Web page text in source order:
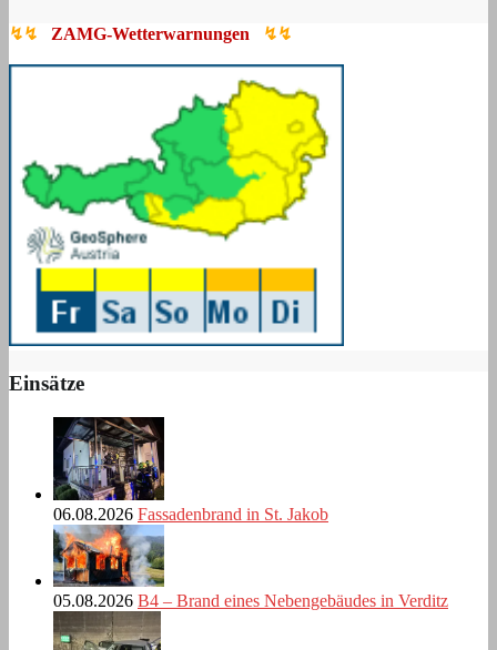
↯↯ ZAMG-Wetterwarnungen ↯↯
Einsätze
06.08.2026 Fassadenbrand in St. Jakob
05.08.2026 B4 – Brand eines Nebengebäudes in Verditz